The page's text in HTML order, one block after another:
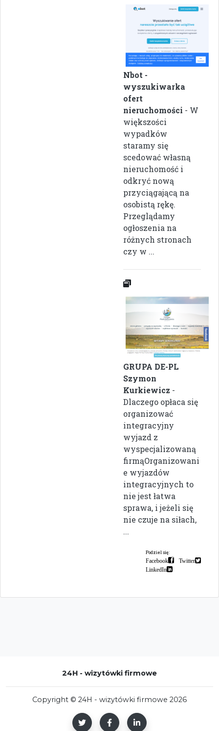
Nbot -
wyszukiwarka
ofert
nieruchomości - W
większości
wypadków
staramy się
scedować własną
nieruchomość i
odkryć nową
przyciągającą na
osobistą rękę.
Przeglądamy
ogłoszenia na
różnych stronach
czy w ...
GRUPA DE-PL
Szymon
Kurkiewicz -
Dlaczego opłaca się
organizować
integracyjny
wyjazd z
wyspecjalizowaną
firmąOrganizowani
e wyjazdów
integracyjnych to
nie jest łatwa
sprawa, i jeżeli się
nie czuje na siłach,
...
Podziel się:
Facebook
Twitter
LinkedIn
24H - wizytówki firmowe
Copyright © 24H - wizytówki firmowe 2026